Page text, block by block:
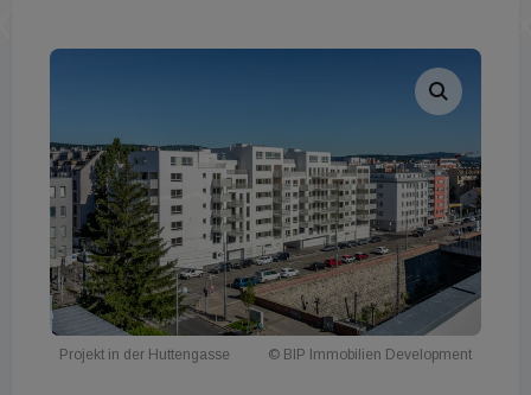
Projekt in der Huttengasse © BIP Immobilien Development